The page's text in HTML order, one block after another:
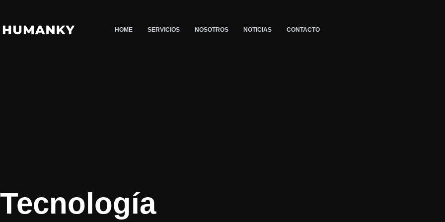
contenido
HOME SERVICIOS NOSOTROS NOTICIAS CONTACTO
Tecnología